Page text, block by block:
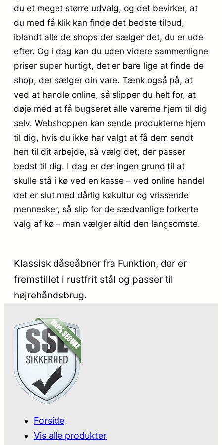
du et meget større udvalg, og det bevirker, at
du med få klik kan finde det bedste tilbud,
iblandt alle de shops der sælger det, du er ude
efter. Og i dag kan du uden videre sammenligne
priser super hurtigt, det er bare lige at finde de
shop, der sælger din vare. Tænk også på, at
ved at handle online, så slipper du helt for, at
døje med at få bugseret alle varerne hjem til dig
selv. Webshoppen kan sende produkterne hjem
til dig, hvis du ikke har valgt at få dem sendt
hen til dit arbejde, så vælg det, der passer
bedst til dig. I dag er der ingen grund til at
skulle stå i kø ved en kasse – ved online handel
det er slut med dårlig køkultur og vrissende
mennesker, så slip for de sædvanlige forkerte
valg af kø – man vælger altid den langsomste.
Klassisk dåseåbner fra Funktion, der er
fremstillet i rustfrit stål og passer til
højrehåndsbrug.
Forside
Vis alle produkter